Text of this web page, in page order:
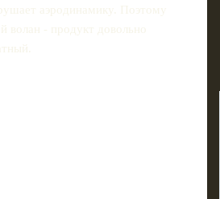
аэродинамику. Поэтому
волан - продукт довольно